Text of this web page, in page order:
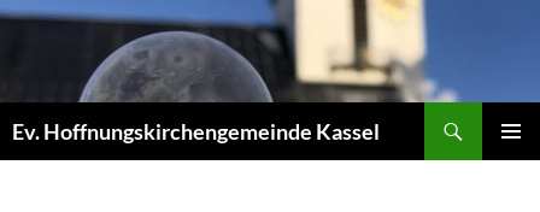
Zum
Ev. Hoffnungskirchengemeinde Kassel